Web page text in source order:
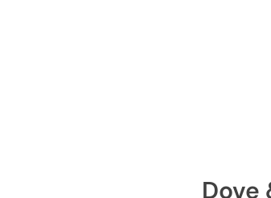
Dove